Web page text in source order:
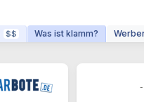
$$ Was ist klamm?